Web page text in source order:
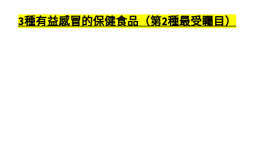
3種有益感冒的保健食品（第2種最受矚目）